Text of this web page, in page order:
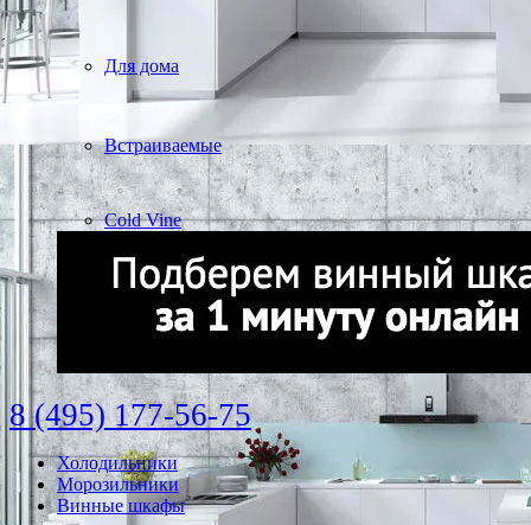
Для дома
Встраиваемые
Cold Vine
8 (495) 177-56-75
Холодильники
Морозильники
Винные шкафы